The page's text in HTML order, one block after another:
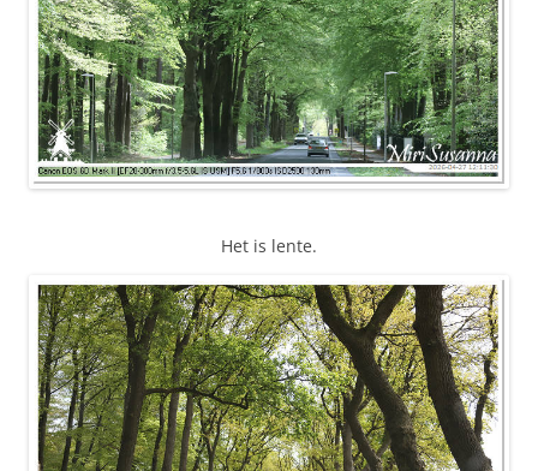
Het is lente.